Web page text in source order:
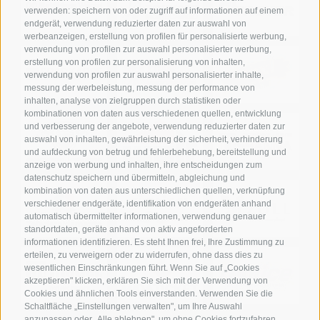
verwenden: speichern von oder zugriff auf informationen auf einem
endgerät, verwendung reduzierter daten zur auswahl von
werbeanzeigen, erstellung von profilen für personalisierte werbung,
verwendung von profilen zur auswahl personalisierter werbung,
erstellung von profilen zur personalisierung von inhalten,
verwendung von profilen zur auswahl personalisierter inhalte,
messung der werbeleistung, messung der performance von
inhalten, analyse von zielgruppen durch statistiken oder
kombinationen von daten aus verschiedenen quellen, entwicklung
und verbesserung der angebote, verwendung reduzierter daten zur
auswahl von inhalten, gewährleistung der sicherheit, verhinderung
und aufdeckung von betrug und fehlerbehebung, bereitstellung und
anzeige von werbung und inhalten, ihre entscheidungen zum
datenschutz speichern und übermitteln, abgleichung und
kombination von daten aus unterschiedlichen quellen, verknüpfung
verschiedener endgeräte, identifikation von endgeräten anhand
automatisch übermittelter informationen, verwendung genauer
standortdaten, geräte anhand von aktiv angeforderten
informationen identifizieren. Es steht Ihnen frei, Ihre Zustimmung zu
erteilen, zu verweigern oder zu widerrufen, ohne dass dies zu
wesentlichen Einschränkungen führt. Wenn Sie auf „Cookies
akzeptieren" klicken, erklären Sie sich mit der Verwendung von
Cookies und ähnlichen Tools einverstanden. Verwenden Sie die
Schaltfläche „Einstellungen verwalten", um Ihre Auswahl